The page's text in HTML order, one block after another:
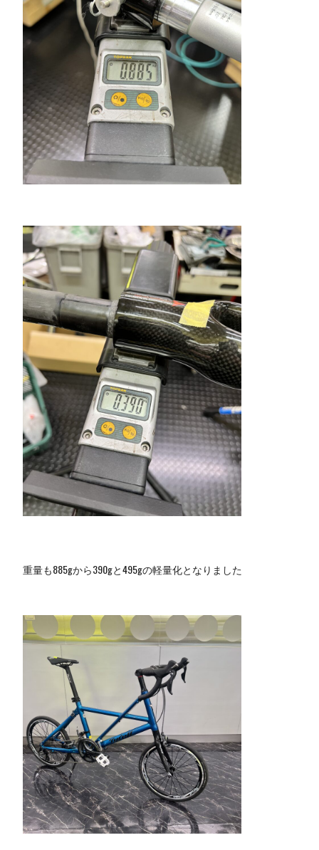
重量も885gから390gと495gの軽量化となりました